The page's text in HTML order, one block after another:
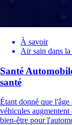
À savoir
Air sain dans
Santé
santé
Étant donné que l'âge
véhicules
bien-être pour